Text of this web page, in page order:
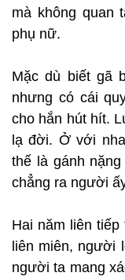
mà không quan
phụ nữ.
Mặc dù biết gã
nhưng có cái
cho hắn hút hít.
lạ đời. Ở với
thế là gánh
chẳng ra người
Hai năm liên
liên miên, người
người ta mang